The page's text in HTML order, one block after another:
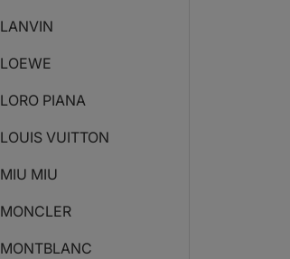
LANVIN
LOEWE
LORO PIANA
LOUIS VUITTON
MIU MIU
MONCLER
MONTBLANC